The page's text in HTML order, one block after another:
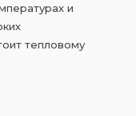
и
тепловому